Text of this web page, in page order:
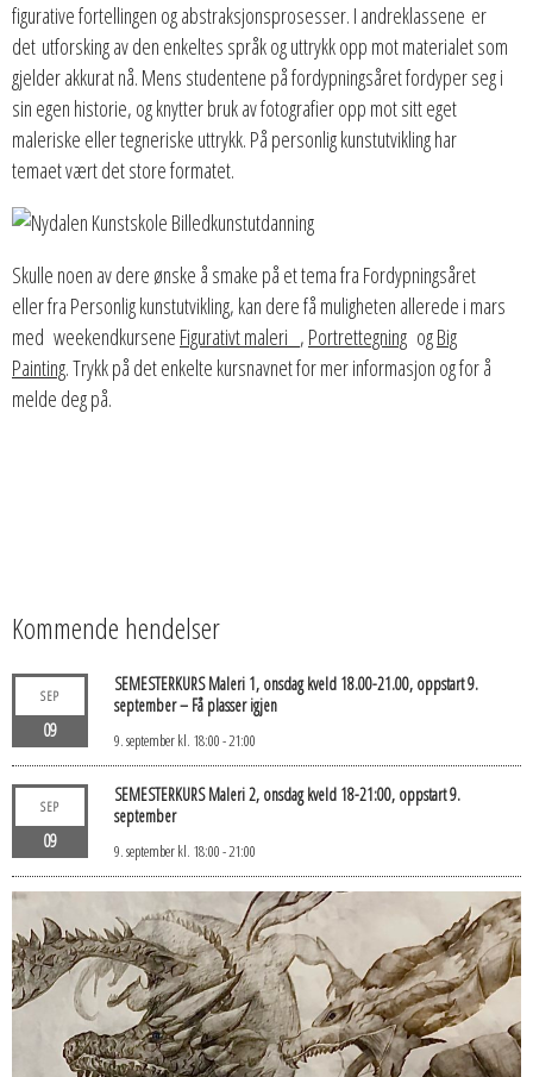
figurative fortellingen og abstraksjonsprosesser. I andreklassene er
det utforsking av den enkeltes språk og uttrykk opp mot materialet som
gjelder akkurat nå. Mens studentene på fordypningsåret fordyper seg i
sin egen historie, og knytter bruk av fotografier opp mot sitt eget
maleriske eller tegneriske uttrykk. På personlig kunstutvikling har
temaet vært det store formatet.
Skulle noen av dere ønske å smake på et tema fra Fordypningsåret
eller fra Personlig kunstutvikling, kan dere få muligheten allerede i mars
med weekendkursene Figurativt maleri , Portrettegning ogBig
Painting. Trykk på det enkelte kursnavnet for mer informasjon og for å
melde deg på.
Kommende hendelser
SEP
09
SEMESTERKURS Maleri 1, onsdag kveld 18.00-21.00, oppstart 9.
september – Få plasser igjen
9. september kl. 18:00-21:00
SEP
09
SEMESTERKURS Maleri 2, onsdag kveld 18-21:00, oppstart 9.
september
9. september kl. 18:00-21:00